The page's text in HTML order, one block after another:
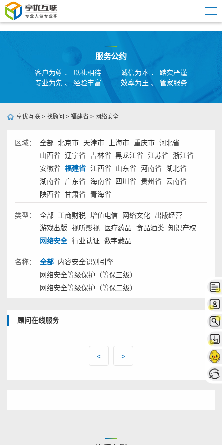
服务公约
客户为尊 、 以礼相待
诚信为本 、 踏实严谨
专业为先 、 经验丰富
效率为王 、 管家服务
享优互联 > 找顾问 > 福建省 > 网络安全
区域： 全部 北京市 天津市 上海市 重庆市 河北省
山西省
辽宁省 吉林省 黑龙江省 江苏省
浙江省
安徽省
福建省 江西省 山东省 河南省
湖北省
湖南省
广东省 海南省 四川省 贵州省
云南省
陕西省
甘肃省 青海省
类型： 全部 工商财税 增值电信 网络文化
出版经营
游戏出版
视听影视 医疗药品 食品酒类
知识产权
网络安全 行业认证 数字藏品
名称： 全部
内容安全识别引擎
网络安全等级保护（等保三级）
网络安全等级保护（等保二级）
顾问在线服务
< >